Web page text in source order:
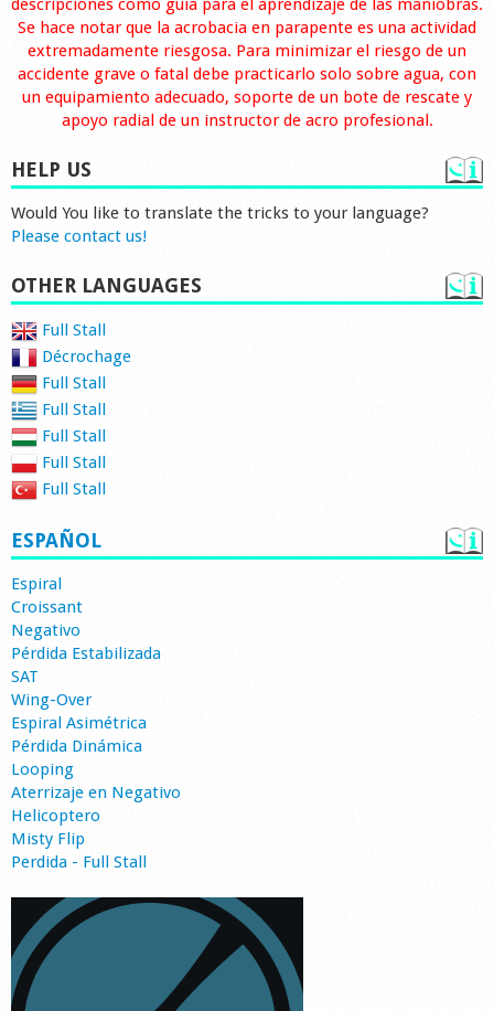
Se hace notar que la acrobacia en parapente es una actividad
extremadamente riesgosa. Para minimizar el riesgo de un
accidente grave o fatal debe practicarlo solo sobre agua, con
un equipamiento adecuado, soporte de un bote de rescate y
apoyo radial de un instructor de acro profesional.
HELP US
Would You like to translate the tricks to your language?
Please contact us!
OTHER LANGUAGES
Full Stall
Décrochage
Full Stall
Full Stall
Full Stall
Full Stall
Full Stall
ESPAÑOL
Espiral
Croissant
Negativo
Pérdida Estabilizada
SAT
Wing-Over
Espiral Asimétrica
Pérdida Dinámica
Looping
Aterrizaje en Negativo
Helicoptero
Misty Flip
Perdida - Full Stall